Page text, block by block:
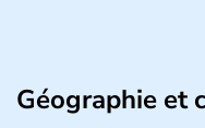
Géographie et